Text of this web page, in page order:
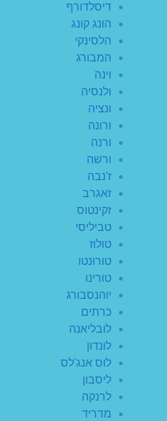
דיסלדורף
הונג קונג
הלסינקי
המבורג
וינה
ולנסיה
ונציה
ורונה
ורנה
ורשה
ז'נבה
זאגרב
זקינטוס
טביליסי
טולוז
טורונטו
טורינו
יוהנסבורג
כרתים
לובליאנה
לונדון
לוס אנג'לס
ליסבון
לרנקה
מדריד